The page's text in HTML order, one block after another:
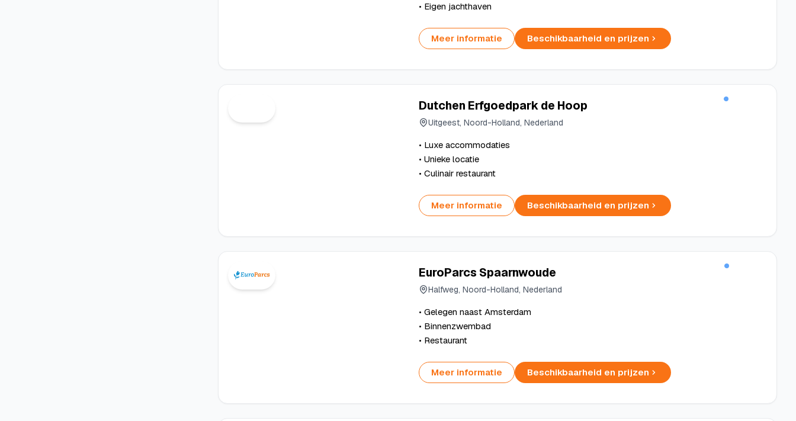
• Eigen jachthaven
Beschikbaarheid en prijzen
Meer informatie
Dutchen Erfgoedpark de Hoop
Uitgeest, Noord-Holland, Nederland
• Luxe accommodaties
• Unieke locatie
• Culinair restaurant
Beschikbaarheid en prijzen
Meer informatie
EuroParcs Spaarnwoude
Halfweg, Noord-Holland, Nederland
• Gelegen naast Amsterdam
• Binnenzwembad
• Restaurant
Beschikbaarheid en prijzen
Meer informatie